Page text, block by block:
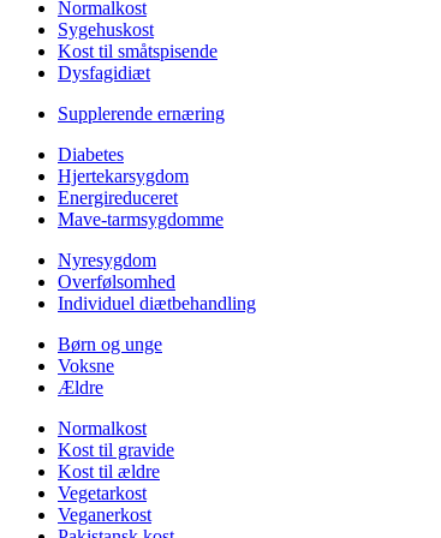
Normalkost
Sygehuskost
Kost til småtspisende
Dysfagidiæt
Supplerende ernæring
Diabetes
Hjertekarsygdom
Energireduceret
Mave-tarmsygdomme
Nyresygdom
Overfølsomhed
Individuel diætbehandling
Børn og unge
Voksne
Ældre
Normalkost
Kost til gravide
Kost til ældre
Vegetarkost
Veganerkost